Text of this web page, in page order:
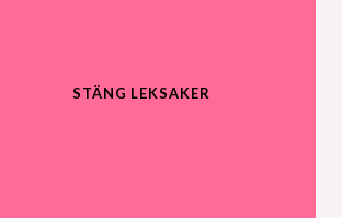
STÄNG LEKSAKER